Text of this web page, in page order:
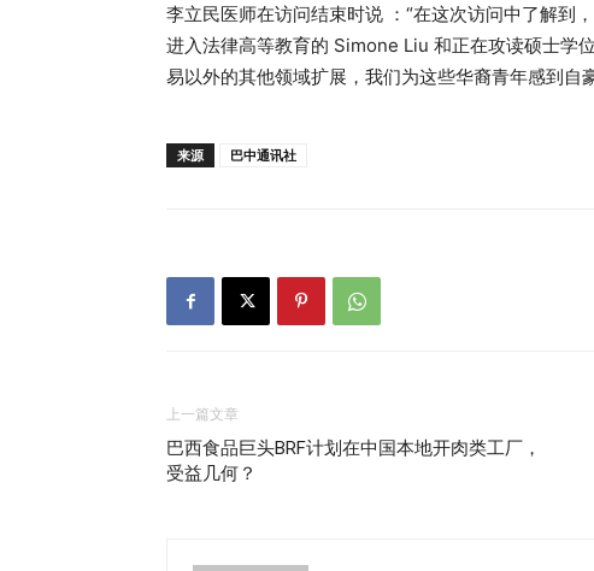
李立民医师在访问结束时说 ：“在这次访问中了解到
进入法律高等教育的 Simone Liu 和正在攻读硕士学
易以外的其他领域扩展，我们为这些华裔青年感到自
来源 巴中通讯社
上一篇文章
巴西食品巨头BRF计划在中国本地开肉类工厂，
受益几何？